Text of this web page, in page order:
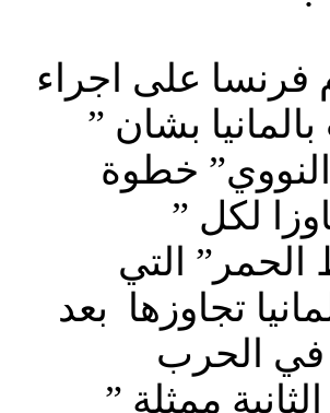
فرنسا على اجراء
بالمانيا بشان ”
النووي” خطوة
لكل ”
التي
تجاوزها بعد
في الحرب
الثانية ممثلة ”